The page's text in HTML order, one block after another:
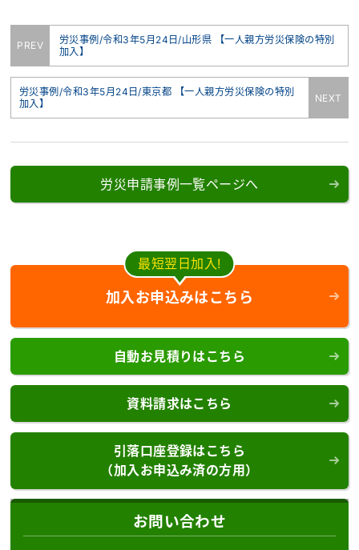
PREV
労災事例/令和3年5月24日/山形県 【一人親方労災保険の特別
加入】
NEXT
労災事例/令和3年5月24日/東京都 【一人親方労災保険の特別
加入】
労災申請事例一覧ページへ
最短翌日加入!
加入お申込みはこちら
自動お見積りはこちら
資料請求はこちら
引落口座登録はこちら
（加入お申込み済の方用）
お問い合わせ